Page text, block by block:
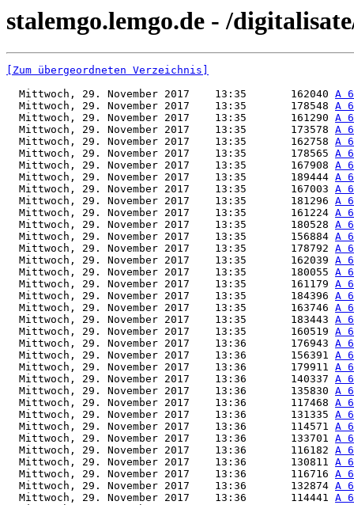
stalemgo.lemgo.de - /
[Zum übergeordneten Verzeichnis]
  Mittwoch, 29. November 2017    13:35       162040
A
  Mittwoch, 29. November 2017    13:35       178548
A
  Mittwoch, 29. November 2017    13:35       161290
A
  Mittwoch, 29. November 2017    13:35       173578
A
  Mittwoch, 29. November 2017    13:35       162758
A
  Mittwoch, 29. November 2017    13:35       178565
A
  Mittwoch, 29. November 2017    13:35       167908
A
  Mittwoch, 29. November 2017    13:35       189444
A
  Mittwoch, 29. November 2017    13:35       167003
A
  Mittwoch, 29. November 2017    13:35       181296
A
  Mittwoch, 29. November 2017    13:35       161224
A
  Mittwoch, 29. November 2017    13:35       180528
A
  Mittwoch, 29. November 2017    13:35       156884
A
  Mittwoch, 29. November 2017    13:35       178792
A
  Mittwoch, 29. November 2017    13:35       162039
A
  Mittwoch, 29. November 2017    13:35       180055
A
  Mittwoch, 29. November 2017    13:35       161179
A
  Mittwoch, 29. November 2017    13:35       184396
A
  Mittwoch, 29. November 2017    13:35       163746
A
  Mittwoch, 29. November 2017    13:35       183443
A
  Mittwoch, 29. November 2017    13:35       160519
A
  Mittwoch, 29. November 2017    13:36       176943
A
  Mittwoch, 29. November 2017    13:36       156391
A
  Mittwoch, 29. November 2017    13:36       179911
A
  Mittwoch, 29. November 2017    13:36       140337
A
  Mittwoch, 29. November 2017    13:36       135830
A
  Mittwoch, 29. November 2017    13:36       117468
A
  Mittwoch, 29. November 2017    13:36       131335
A
  Mittwoch, 29. November 2017    13:36       114571
A
  Mittwoch, 29. November 2017    13:36       133701
A
  Mittwoch, 29. November 2017    13:36       116182
A
  Mittwoch, 29. November 2017    13:36       130811
A
  Mittwoch, 29. November 2017    13:36       116716
A
  Mittwoch, 29. November 2017    13:36       132874
A
  Mittwoch, 29. November 2017    13:36       114441
A